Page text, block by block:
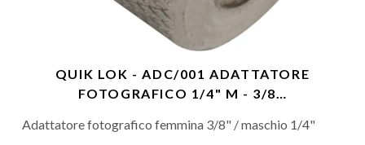
QUIK LOK - ADC/001 ADATTATORE
FOTOGRAFICO 1/4" M - 3/8…
Adattatore fotografico femmina 3/8" / maschio 1/4"